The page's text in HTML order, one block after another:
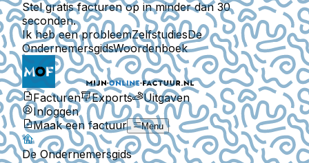
Stel gratis facturen op in minder dan 30
seconden.
Ik heb een probleemZelfstudiesDe
OndernemersgidsWoordenboek
Facturen Exports
Uitgaven
Inloggen
Maak een factuur
Menu
De Ondernemersgids